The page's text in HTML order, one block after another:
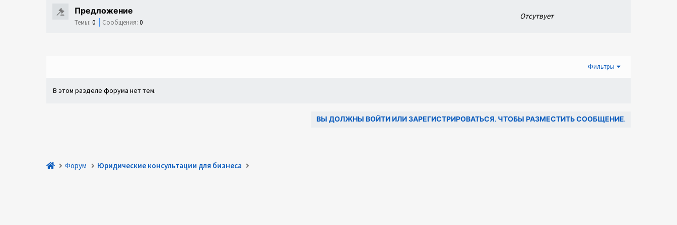
Предложение
Темы: 0 Сообщения:0
Отсутвует
Фильтры
В этом разделе форума нет тем.
ВЫ ДОЛЖНЫ ВОЙТИ ИЛИ ЗАРЕГИСТРИРОВАТЬСЯ, ЧТОБЫ РАЗМЕСТИТЬ СООБЩЕНИЕ.
Форум Юридические консультации для бизнеса